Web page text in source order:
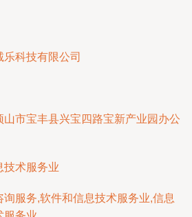
科技有限公司
山市宝丰县兴宝四路宝新产业园办公
技术服务业
询服务,软件和信息技术服务业,信息